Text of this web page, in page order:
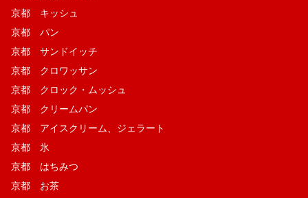
京都 キッシュ
京都 パン
京都 サンドイッチ
京都 クロワッサン
京都 クロック・ムッシュ
京都 クリームパン
京都 アイスクリーム、ジェラート
京都 氷
京都 はちみつ
京都 お茶